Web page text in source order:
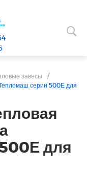
завесы
/
серии 500Е для
для